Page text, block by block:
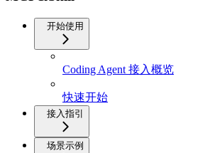
开始使用
Coding Agent 接入概览
快速开始
接入指引
场景示例